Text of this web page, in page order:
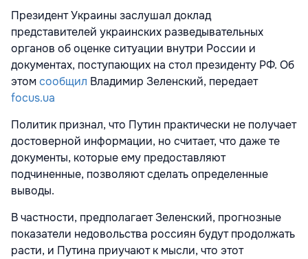
Президент Украины заслушал доклад
представителей украинских разведывательных
органов об оценке ситуации внутри России и
документах, поступающих на стол президенту РФ. Об
этомсообщил Владимир Зеленский, передает
focus.ua
Политик признал, что Путин практически не получает
достоверной информации, но считает, что даже те
документы, которые ему предоставляют
подчиненные, позволяют сделать определенные
выводы.
В частности, предполагает Зеленский, прогнозные
показатели недовольства россиян будут продолжать
расти, и Путина приучают к мысли, что этот